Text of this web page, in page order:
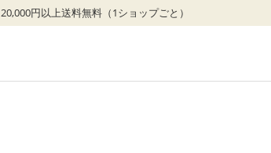
20,000円以上送料無料（1ショップごと）